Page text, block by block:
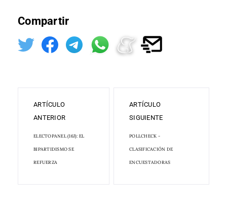
Compartir
ARTÍCULO
ANTERIOR
ELECTOPANEL (16J): EL
BIPARTIDISMO SE
REFUERZA
ARTÍCULO
SIGUIENTE
POLLCHECK -
CLASIFICACIÓN DE
ENCUESTADORAS